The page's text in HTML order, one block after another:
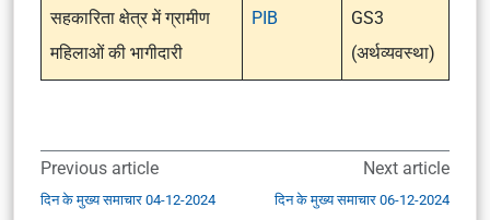
सहकारिता क्षेत्र में ग्रामीण
महिलाओं की भागीदारी
PIB
GS3
(अर्थव्यवस्था)
Previous article
दिन के मुख्य समाचार 04-12-2024
Next article
दिन के मुख्य समाचार 06-12-2024